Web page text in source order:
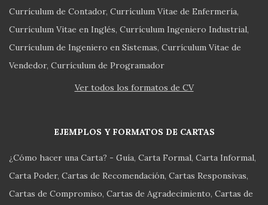
Currículum de Contador Currículum Vitae de Enfermería
Currículum Vitae en Inglés Currículum Ingeniero Industrial
Currículum de Ingeniero en Sistemas Currículum Vitae de
Vendedor Currículum de Programador
Ver todos los formatos de CV
EJEMPLOS Y FORMATOS DE CARTAS
¿Cómo hacer una Carta? - Guía Carta Formal Carta Informal
Carta Poder Cartas de Recomendación Cartas Responsivas
Cartas de Compromiso Cartas de Agradecimiento Cartas de